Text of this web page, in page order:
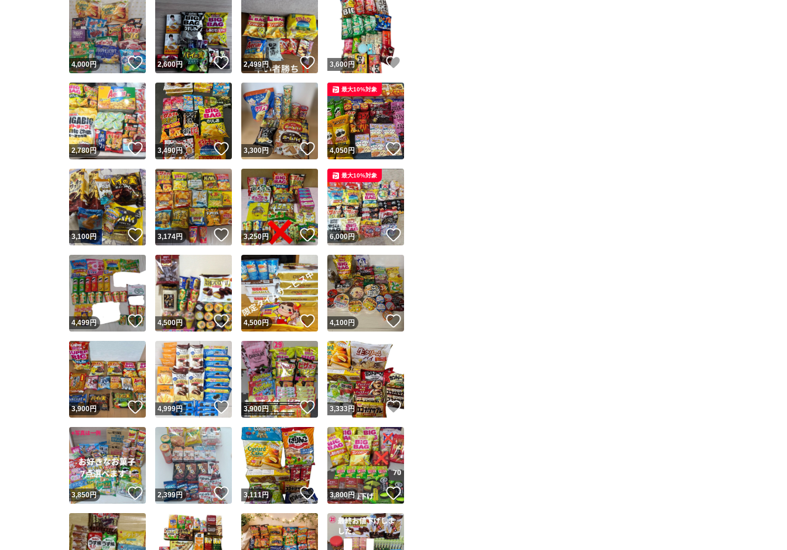
4,000円 いいね！
2,600円 いいね！
2,499円 いいね！
3,600円
2,780円 いいね！
3,490円 いいね！
3,300円 いいね！
4,050円 いいね！
最大10%対象
3,100円 いいね！
3,174円 いいね！
3,250円 いいね！
6,000円
最大10%対象
4,499円 いいね！
4,500円 いいね！
4,500円 いいね！
4,100円
3,900円 いいね！
4,999円 いいね！
3,900円 いいね！
3,333円 いいね！
3,850円 いいね！
2,399円 いいね！
3,111円 いいね！
3,800円 いいね！